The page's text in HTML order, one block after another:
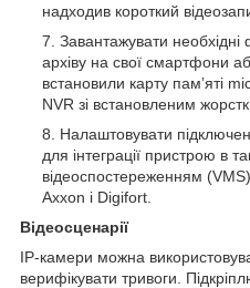
надходив короткий
Завантажувати необхідні
архіву на свої смартфони
встановили карту памʼяті
NVR зі встановленим
Налаштовувати
для інтеграції пристрою в
відеоспостереженням
Axxon і Digifort.
Відеосценарії
IP-камери можна
верифікувати тривоги.